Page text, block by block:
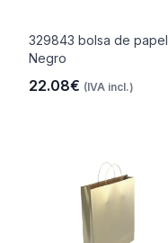
329843 bolsa de papel
Negro
22.08€ (IVA incl.)